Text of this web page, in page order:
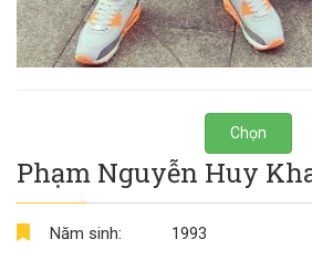
Chọn
Phạm Nguyễn Huy
Năm sinh: 1993